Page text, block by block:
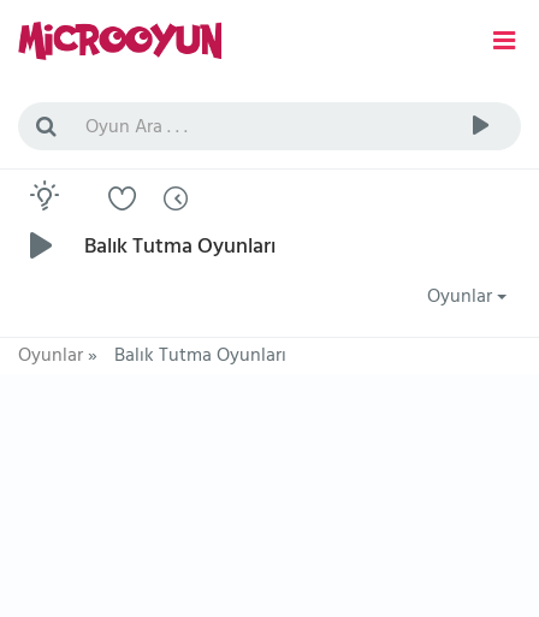
Balık Tutma Oyunları
Oyunlar
Oyunlar» Balık Tutma Oyunları